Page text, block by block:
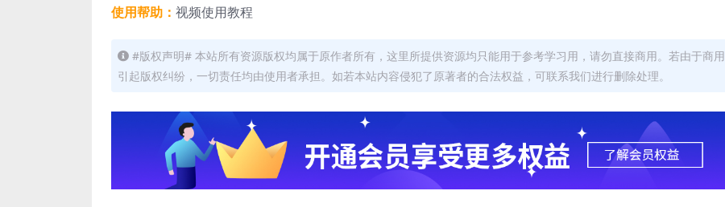
使用帮助： 视频使用教程
#版权声明# 本站所有资源版权均属于原作者所有，这里所提供资源均只能用于参考学习用，请勿直接商用。若由于商用
引起版权纠纷，一切责任均由使用者承担。如若本站内容侵犯了原著者的合法权益，可联系我们进行删除处理。